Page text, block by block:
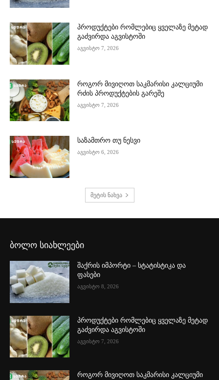
პროდუქტები რომლებიც ყველაზე მეტად
გაძვირდა აგვისტოში
აგვისტო 7, 2026
როგორ მივიღოთ საკმარისი კალციუმი
რძის პროდუქტების გარეშე
აგვისტო 7, 2026
საზამთრო თუ ნესვი
აგვისტო 6, 2026
მეტის ნახვა
ბოლო სიახლეები
შაქრის იმპორტი – სტატისტიკა და
ფასები
აგვისტო 8, 2026
პროდუქტები რომლებიც ყველაზე მეტად
გაძვირდა აგვისტოში
აგვისტო 7, 2026
როგორ მივიღოთ საკმარისი კალციუმი